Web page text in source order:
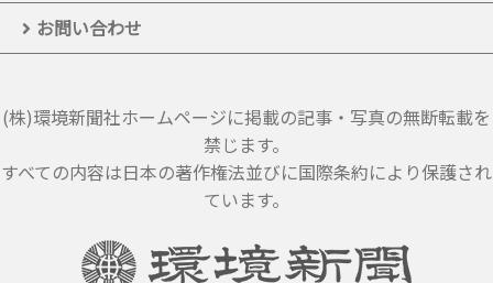
お問い合わせ
(株)環境新聞社ホームページに掲載の記事・写真の無断転載を
禁じます。
すべての内容は日本の著作権法並びに国際条約により保護され
ています。